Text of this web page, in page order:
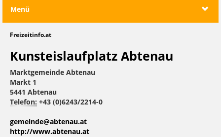
Menü
Freizeitinfo.at
Kunsteislaufplatz Abtenau
Marktgemeinde Abtenau
Markt 1
5441 Abtenau
Telefon: +43 (0)6243/2214-0
gemeinde@abtenau.at
http://www.abtenau.at